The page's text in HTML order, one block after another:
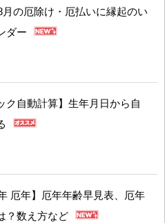
月の厄除け・厄払いに縁起のい
ダー
ク自動計算】生年月日から自
厄年】厄年年齢早見表、厄年
？数え方など